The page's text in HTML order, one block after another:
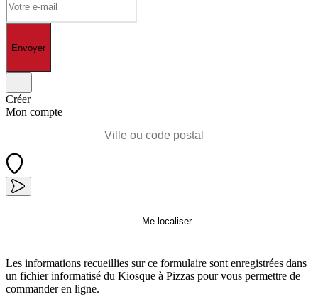
Envoyer
Créer
Mon compte
Me localiser
Les informations recueillies sur ce formulaire sont enregistrées dans
un fichier informatisé du Kiosque à Pizzas pour vous permettre de
commander en ligne.